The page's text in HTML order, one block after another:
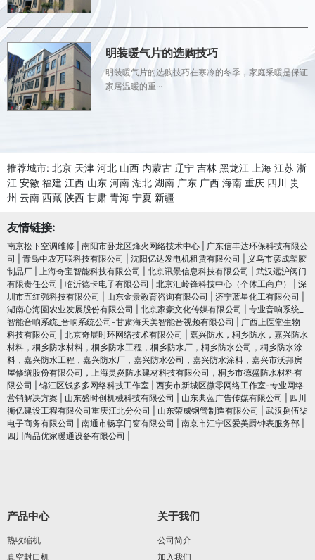
明装暖气片的选购技巧
明装暖气片的选购技巧在寒冷的冬季，家庭采暖是保证
家居温暖的重···
推荐城市: 北京 天津 河北 山西 内蒙古 辽宁 吉林 黑龙江 上海 江苏 浙
江 安徽 福建 江西 山东 河南 湖北 湖南 广东 广西 海南 重庆 四川 贵
州 云南 西藏 陕西 甘肃 青海 宁夏 新疆
友情链接:
南京松下空调维修 南阳市卧龙区烽火网络技术中心
广东信丰达环保科技有限公
司
青岛中农万联科技有限公司 沈阳亿达发电机租赁有限公司
义乌市彦成塑胶
制品厂
上海奇宝智能科技有限公司 北京讯景信息科技有限公司
武汉远沪阀门
有限责任公司
临沂德卡电子有限公司 北京汇岭锋科技中心（个体工商户）
深
圳市五红强科技有限公司
山东金景教育咨询有限公司 济宁蓝星化工有限公司
湖南心海圆农业发展股份有限公司
北京家豪文化传媒有限公司
专业音响系统_
智能音响系统_音响系统公司-甘肃海天美智能音视频有限公司
广西上医堂生物
科技有限公司
北京奇展时环网络技术有限公司
嘉兴防水，桐乡防水，嘉兴防水
材料，桐乡防水材料，桐乡防水工程，桐乡防水厂，桐乡防水公司，桐乡防水涂
料，嘉兴防水工程，嘉兴防水厂，嘉兴防水公司，嘉兴防水涂料，嘉兴市沃邦房
屋修缮股份有限公司，上海灵炎防水建材科技有限公司，桐乡市德盛防水材料有
限公司
锦江区钱多多网络科技工作室
西安市新城区微零网络工作室-专业网络
营销解决方案
山东盛时创机械科技有限公司 山东典蓝广告传媒有限公司
四川
衡亿建设工程有限公司重庆江北分公司
山东荣威钢管制造有限公司
武汉捌伍柒
电子商务有限公司
南通市畅享门窗有限公司 南京市江宁区爱美爵钟表服务部
四川尚品优家暖通设备有限公司
产品中心
热收缩机
真空封口机
关于我们
公司简介
加入我们